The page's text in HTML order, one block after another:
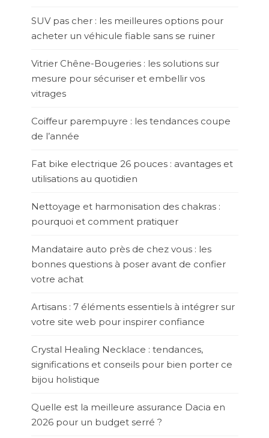
SUV pas cher : les meilleures options pour
acheter un véhicule fiable sans se ruiner
Vitrier Chêne-Bougeries : les solutions sur
mesure pour sécuriser et embellir vos
vitrages
Coiffeur parempuyre : les tendances coupe
de l’année
Fat bike electrique 26 pouces : avantages et
utilisations au quotidien
Nettoyage et harmonisation des chakras :
pourquoi et comment pratiquer
Mandataire auto près de chez vous : les
bonnes questions à poser avant de confier
votre achat
Artisans : 7 éléments essentiels à intégrer sur
votre site web pour inspirer confiance
Crystal Healing Necklace : tendances,
significations et conseils pour bien porter ce
bijou holistique
Quelle est la meilleure assurance Dacia en
2026 pour un budget serré ?